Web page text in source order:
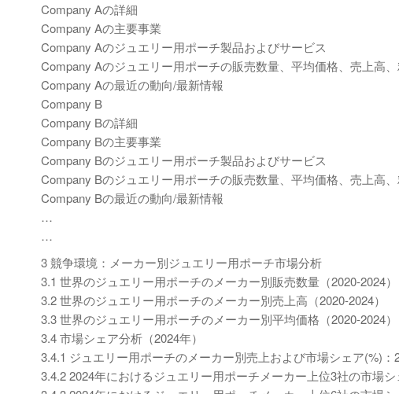
Company Aの詳細
Company Aの主要事業
Company Aのジュエリー用ポーチ製品およびサービス
Company Aのジュエリー用ポーチの販売数量、平均価格、売上高、
Company Aの最近の動向/最新情報
Company B
Company Bの詳細
Company Bの主要事業
Company Bのジュエリー用ポーチ製品およびサービス
Company Bのジュエリー用ポーチの販売数量、平均価格、売上高、
Company Bの最近の動向/最新情報
…
…
3 競争環境：メーカー別ジュエリー用ポーチ市場分析
3.1 世界のジュエリー用ポーチのメーカー別販売数量（2020-2024）
3.2 世界のジュエリー用ポーチのメーカー別売上高（2020-2024）
3.3 世界のジュエリー用ポーチのメーカー別平均価格（2020-2024）
3.4 市場シェア分析（2024年）
3.4.1 ジュエリー用ポーチのメーカー別売上および市場シェア(%)：
3.4.2 2024年におけるジュエリー用ポーチメーカー上位3社の市場シ